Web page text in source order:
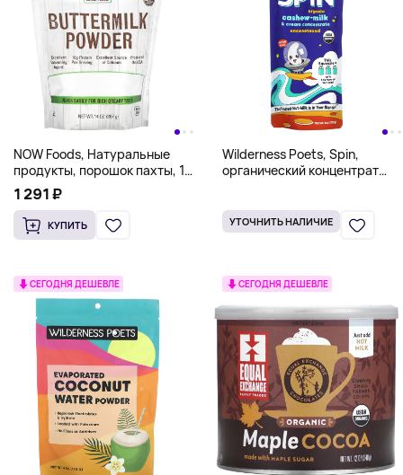
NOW Foods, Натуральные
продукты, порошок пахты, 14
жидких унций (397 г)
1 291 ₽
КУПИТЬ
Wilderness Poets, Spin,
органический концентрат
УТОЧНИТЬ НАЛИЧИЕ
СЕГОДНЯ ДЕШЕВЛЕ СЕГОДНЯ ДЕШЕВЛЕ